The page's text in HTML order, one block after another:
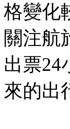
格變化
關注航
出票24
來的出